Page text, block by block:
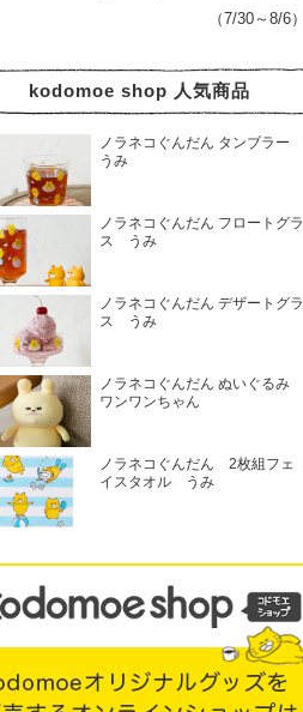
（7/30～8/6）
kodomoe shop 人気商品
ノラネコぐんだん タンブラー
うみ
ノラネコぐんだん フロートグラ
ス うみ
ノラネコぐんだん デザートグラ
ス うみ
ノラネコぐんだん ぬいぐるみ
ワンワンちゃん
ノラネコぐんだん 2枚組フェ
イスタオル うみ